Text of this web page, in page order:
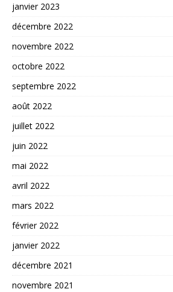
janvier 2023
décembre 2022
novembre 2022
octobre 2022
septembre 2022
août 2022
juillet 2022
juin 2022
mai 2022
avril 2022
mars 2022
février 2022
janvier 2022
décembre 2021
novembre 2021